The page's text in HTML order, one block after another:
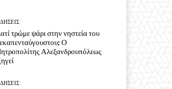
τρώμε ψάρι στην νηστεία του
Ο
Αλεξανδρουπόλεως